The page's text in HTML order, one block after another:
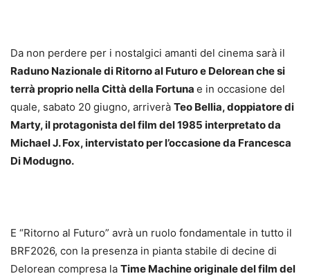
Da non perdere per i nostalgici amanti del cinema sarà il
Raduno Nazionale di Ritorno al Futuro e Delorean che si
terrà proprio nella Città della Fortuna e in occasione del
quale, sabato 20 giugno, arriverà Teo Bellia, doppiatore di
Marty, il protagonista del film del 1985 interpretato da
Michael J. Fox, intervistato per l’occasione da Francesca
Di Modugno.
E “Ritorno al Futuro” avrà un ruolo fondamentale in tutto il
BRF2026, con la presenza in pianta stabile di decine di
Delorean compresa la Time Machine originale del film del